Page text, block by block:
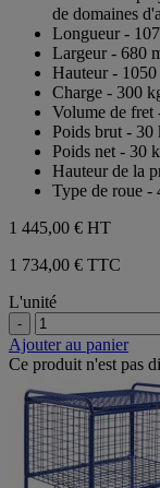
étoiles.
de domaines
Longueur -
Largeur - 680
Hauteur -
Charge - 300
Volume de fret
Poids brut - 30
Poids net - 30
Hauteur de la
Type de roue -
1 445,00 € HT
1 734,00 € TTC
L'unité
-
Ajouter au panier
Ce produit n'est pas